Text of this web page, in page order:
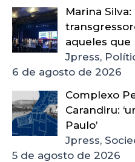
Marina Silva:
aqueles que
Jpress,
6 de agosto de 2026
Complexo
Carandiru:
Paulo’
Jpress,
5 de agosto de 2026